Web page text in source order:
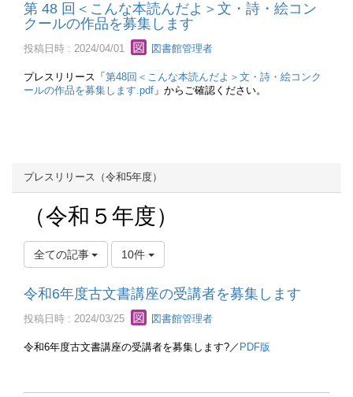
第 48 回＜こんな本読んだよ＞文・詩・絵コン
クールの作品を募集します
投稿日時 : 2024/04/01 図書館管理者
プレスリリース「 第48回＜こんな本読んだよ＞文・詩・絵コンク
ールの作品を募集します.pdf 」からご確認ください。
プレスリリース（令和5年度）
（令和５年度）
全ての記事 10件
令和6年度古文書講座の受講者を募集します
投稿日時 : 2024/03/25 図書館管理者
令和6年度古文書講座の受講者を募集します?／ PDF版